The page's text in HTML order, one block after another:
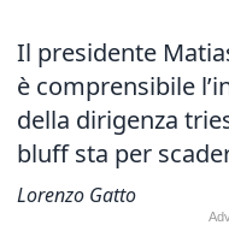
Il presidente
è comprensibile
della dirigenza
bluff sta per
Lorenzo Gatto